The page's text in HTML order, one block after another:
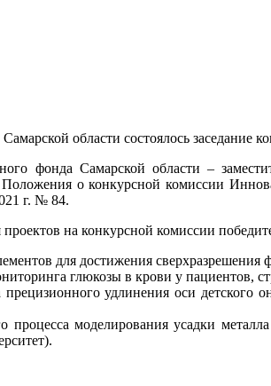
Самарской области состоялось
фонда Самарской области –
о конкурсной комиссии
г. № 84.
проектов на конкурсной комиссии
для достижения
глюкозы в крови у
прецизионного удлинения оси
процесса моделирования усадки